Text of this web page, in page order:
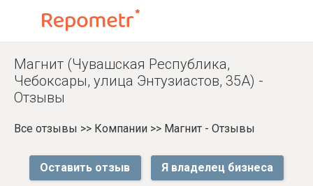
Магнит (Чувашская Республика,
Чебоксары, улица Энтузиастов, 35А) -
Отзывы
Все отзывы >> Компании >> Магнит - Отзывы
Оставить отзыв Я владелец бизнеса